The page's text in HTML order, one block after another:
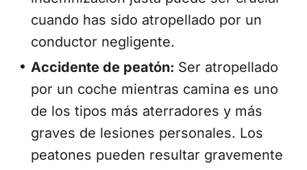
cuando has sido atropellado por un
conductor negligente.
Accidente de peatón: Ser atropellado
por un coche mientras camina es uno
de los tipos más aterradores y más
graves de lesiones personales. Los
peatones pueden resultar gravemente